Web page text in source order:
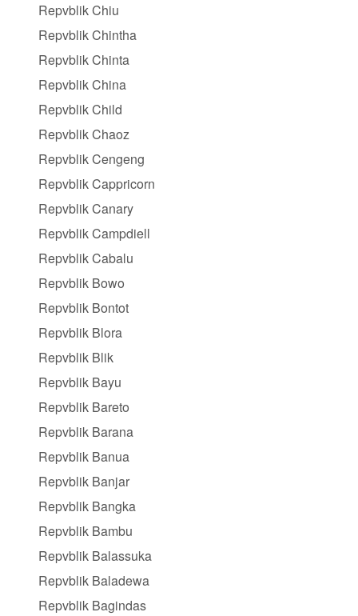
Repvblik Chiu
Repvblik Chintha
Repvblik Chinta
Repvblik China
Repvblik Child
Repvblik Chaoz
Repvblik Cengeng
Repvblik Cappricorn
Repvblik Canary
Repvblik Campdiell
Repvblik Cabalu
Repvblik Bowo
Repvblik Bontot
Repvblik Blora
Repvblik Blik
Repvblik Bayu
Repvblik Bareto
Repvblik Barana
Repvblik Banua
Repvblik Banjar
Repvblik Bangka
Repvblik Bambu
Repvblik Balassuka
Repvblik Baladewa
Repvblik Bagindas